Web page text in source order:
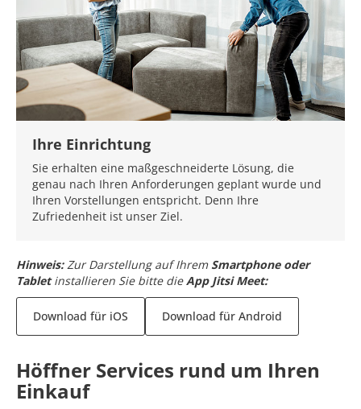
Ihre Einrichtung
Sie erhalten eine maßgeschneiderte Lösung, die
genau nach Ihren Anforderungen geplant wurde und
Ihren Vorstellungen entspricht. Denn Ihre
Zufriedenheit ist unser Ziel.
Hinweis: Zur Darstellung auf Ihrem Smartphone oder
Tabletinstallieren Sie bitte dieApp Jitsi Meet:
Download für iOS Download für Android
Höffner Services rund um Ihren
Einkauf